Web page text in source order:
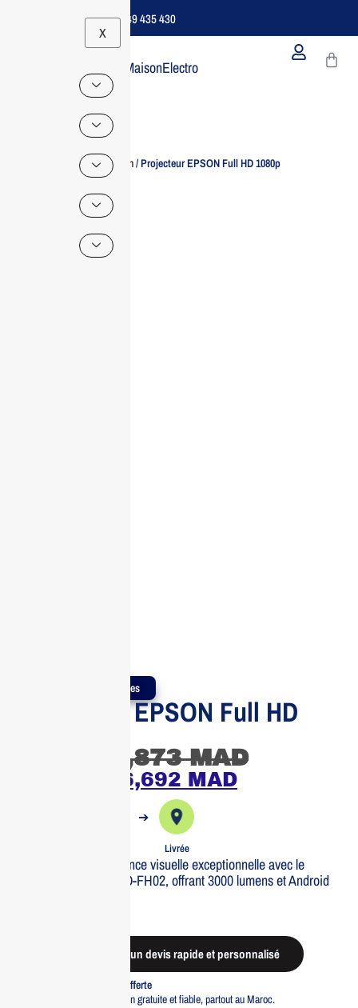
Support B2B Dédié | 06 49 435 430
X
MaisonElectro
Home Ecran/ Projecteur EPSON Full HD 1080p
Produits Authentiques
Projecteur EPSON Full HD
7,873MAD
6,692 MAD
➔
Livrée
Profitez d’une expérience visuelle exceptionnelle avec le
projecteur EPSON CO-FH02, offrant 3000 lumens et Android
Demander un devis rapide et personnalisé
Livraison standard offerte
Profitez d’une livraison gratuite et fiable, partout au Maroc.